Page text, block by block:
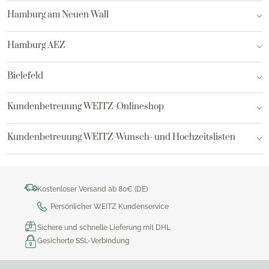
Hamburg am Neuen Wall
Hamburg AEZ
Bielefeld
Kundenbetreuung WEITZ-Onlineshop
Kundenbetreuung WEITZ-Wunsch- und Hochzeitslisten
Kostenloser Versand ab 80€ (DE)
Persönlicher WEITZ Kundenservice
Sichere und schnelle Lieferung mit DHL
Gesicherte SSL-Verbindung